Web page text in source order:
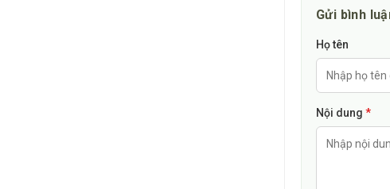
Gửi bình
Họ tên
Nội dung *